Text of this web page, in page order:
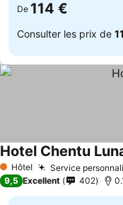
De 114 €
Consulter les prix de
1 Étoiles
Hôtel Service
Hotel Chentu
9,5 Excellent 402